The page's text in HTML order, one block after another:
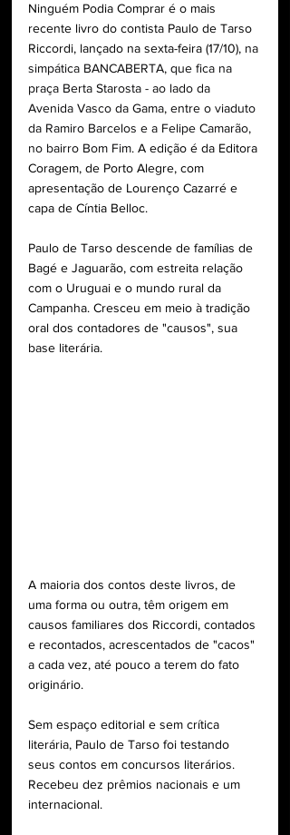
Ninguém Podia Comprar é o mais
recente livro do contista Paulo de Tarso
Riccordi, lançado na sexta-feira (17/10), na
simpática BANCABERTA, que fica na
praça Berta Starosta - ao lado da
Avenida Vasco da Gama, entre o viaduto
da Ramiro Barcelos e a Felipe Camarão,
no bairro Bom Fim. A edição é da Editora
Coragem, de Porto Alegre, com
apresentação de Lourenço Cazarré e
capa de Cíntia Belloc.
Paulo de Tarso descende de famílias de
Bagé e Jaguarão, com estreita relação
com o Uruguai e o mundo rural da
Campanha. Cresceu em meio à tradição
oral dos contadores de "causos", sua
base literária.
A maioria dos contos deste livros, de
uma forma ou outra, têm origem em
causos familiares dos Riccordi, contados
e recontados, acrescentados de "cacos"
a cada vez, até pouco a terem do fato
originário.
Sem espaço editorial e sem crítica
literária, Paulo de Tarso foi testando
seus contos em concursos literários.
Recebeu dez prêmios nacionais e um
internacional.